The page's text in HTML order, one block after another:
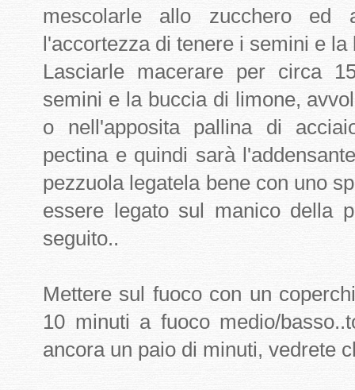
mescolarle allo zucchero
l'accortezza di tenere i semini e
Lasciarle macerare per circa
semini e la buccia di limone,
o nell'apposita pallina di
pectina e quindi sarà
pezzuola legatela bene con uno
essere legato sul manico della
seguito..
Mettere sul fuoco con un
10 minuti a fuoco medio/
ancora un paio di minuti, vedrete